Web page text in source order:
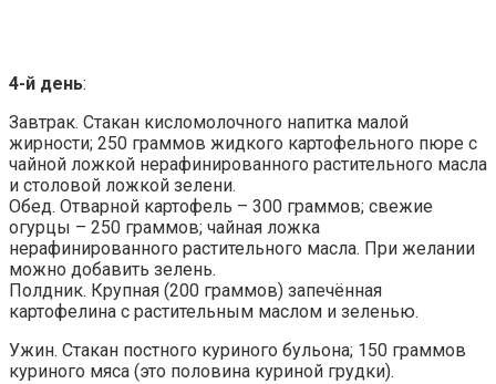
4-й день:
Завтрак. Стакан кисломолочного напитка малой
жирности; 250 граммов жидкого картофельного пюре с
чайной ложкой нерафинированного растительного масла
и столовой ложкой зелени.
Обед. Отварной картофель – 300 граммов; свежие
огурцы – 250 граммов; чайная ложка
нерафинированного растительного масла. При желании
можно добавить зелень.
Полдник. Крупная (200 граммов) запечённая
картофелина с растительным маслом и зеленью.
Ужин. Стакан постного куриного бульона; 150 граммов
куриного мяса (это половина куриной грудки).